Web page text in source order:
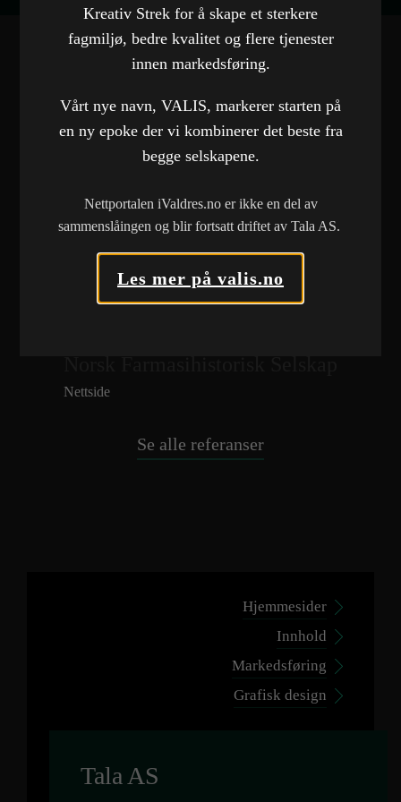
FLERE REFERANSER
Norwegian Bulk Carriers AS
Brødrene Dokken AS
Nettside
\VARE
Nettside
Brøtaskogen Massemottak
Nettside
Etnedal Utvikling
Nettside
Se alle referanser
Kreativ Strek for å skape et sterkere
fagmiljø, bedre kvalitet og flere tjenester
innen markedsføring.
Vårt nye navn, VALIS, markerer starten på
en ny epoke der vi kombinerer det beste fra
begge selskapene.
Nettportalen iValdres.no er ikke en del av
sammenslåingen og blir fortsatt driftet av Tala AS.
Les mer på valis.no
Hjemmesider
Innhold
Markedsføring
Grafisk design
Tala AS